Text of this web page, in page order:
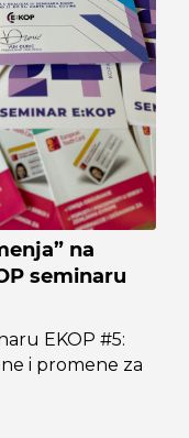
na
seminaru
EKOP #5:
i promene za